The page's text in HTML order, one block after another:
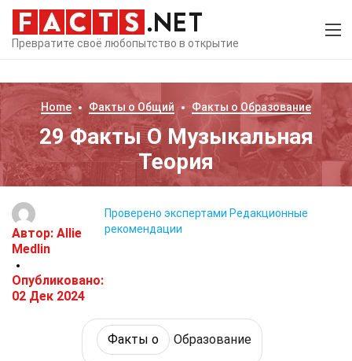
Превратите своё любопытство в открытие
Home Факты о Общий Факты о Образование
29 Факты О Музыкальная
Теория
Автор: Allie
Medlin
Опубликовано:
02 Дек 2024
Проверено экспертами Редакционные
рекомендации
Факты о Образование